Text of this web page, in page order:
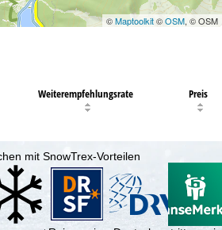
©Maptoolkit©OSM, © OSM
Weiterempfehlungsrate Preis
mit SnowTrex-Vorteilen